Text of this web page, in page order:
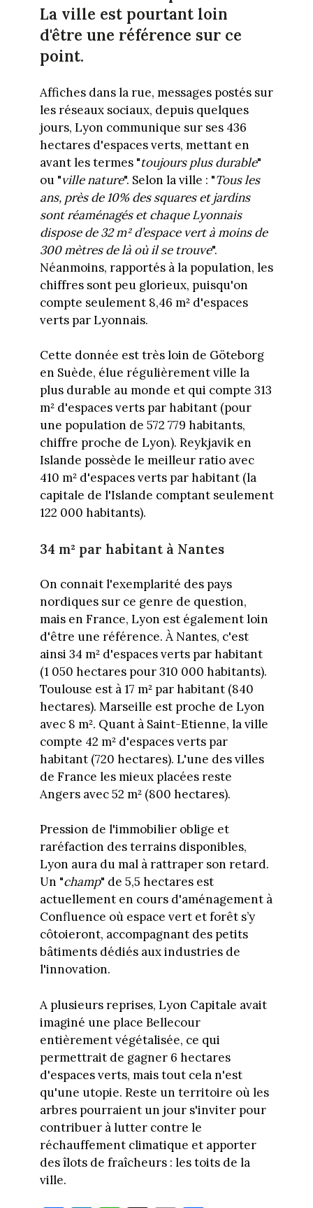
La ville est pourtant loin
d'être une référence sur ce
point.
Affiches dans la rue, messages postés sur
les réseaux sociaux, depuis quelques
jours, Lyon communique sur ses 436
hectares d'espaces verts, mettant en
avant les termes "toujours plus durable"
ou "ville nature". Selon la ville : "Tous les
ans, près de 10% des squares et jardins
sont réaménagés et chaque Lyonnais
dispose de 32 m² d’espace vert à moins de
300 mètres de là où il se trouve".
Néanmoins, rapportés à la population, les
chiffres sont peu glorieux, puisqu'on
compte seulement 8,46 m² d'espaces
verts par Lyonnais.
Cette donnée est très loin de Göteborg
en Suède, élue régulièrement ville la
plus durable au monde et qui compte 313
m² d'espaces verts par habitant (pour
une population de 572 779 habitants,
chiffre proche de Lyon). Reykjavik en
Islande possède le meilleur ratio avec
410 m² d'espaces verts par habitant (la
capitale de l'Islande comptant seulement
122 000 habitants).
34 m² par habitant à Nantes
On connait l'exemplarité des pays
nordiques sur ce genre de question,
mais en France, Lyon est également loin
d'être une référence. À Nantes, c'est
ainsi 34 m² d'espaces verts par habitant
(1 050 hectares pour 310 000 habitants).
Toulouse est à 17 m² par habitant (840
hectares). Marseille est proche de Lyon
avec 8 m². Quant à Saint-Etienne, la ville
compte 42 m² d'espaces verts par
habitant (720 hectares). L'une des villes
de France les mieux placées reste
Angers avec 52 m² (800 hectares).
Pression de l'immobilier oblige et
raréfaction des terrains disponibles,
Lyon aura du mal à rattraper son retard.
Un "champ" de 5,5 hectares est
actuellement en cours d'aménagement à
Confluence où espace vert et forêt s’y
côtoieront, accompagnant des petits
bâtiments dédiés aux industries de
l'innovation.
A plusieurs reprises, Lyon Capitale avait
imaginé une place Bellecour
entièrement végétalisée, ce qui
permettrait de gagner 6 hectares
d'espaces verts, mais tout cela n'est
qu'une utopie. Reste un territoire où les
arbres pourraient un jour s'inviter pour
contribuer à lutter contre le
réchauffement climatique et apporter
des îlots de fraîcheurs : les toits de la
ville.